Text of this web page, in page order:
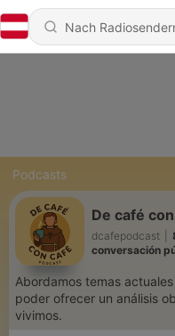
Podcasts
De café
dcafepodcast
conversación
Abordamos temas
poder ofrecer un análisis
vivimos.